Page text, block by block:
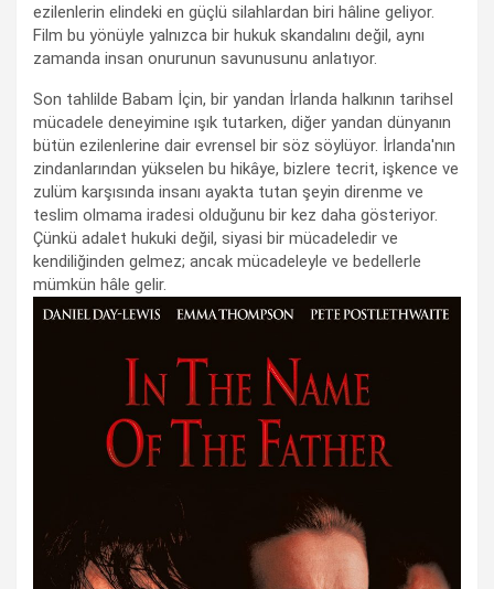
ezilenlerin elindeki en güçlü silahlardan biri hâline geliyor.
Film bu yönüyle yalnızca bir hukuk skandalını değil, aynı
zamanda insan onurunun savunusunu anlatıyor.
Son tahlilde Babam İçin, bir yandan İrlanda halkının tarihsel
mücadele deneyimine ışık tutarken, diğer yandan dünyanın
bütün ezilenlerine dair evrensel bir söz söylüyor. İrlanda'nın
zindanlarından yükselen bu hikâye, bizlere tecrit, işkence ve
zulüm karşısında insanı ayakta tutan şeyin direnme ve
teslim olmama iradesi olduğunu bir kez daha gösteriyor.
Çünkü adalet hukuki değil, siyasi bir mücadeledir ve
kendiliğinden gelmez; ancak mücadeleyle ve bedellerle
mümkün hâle gelir.